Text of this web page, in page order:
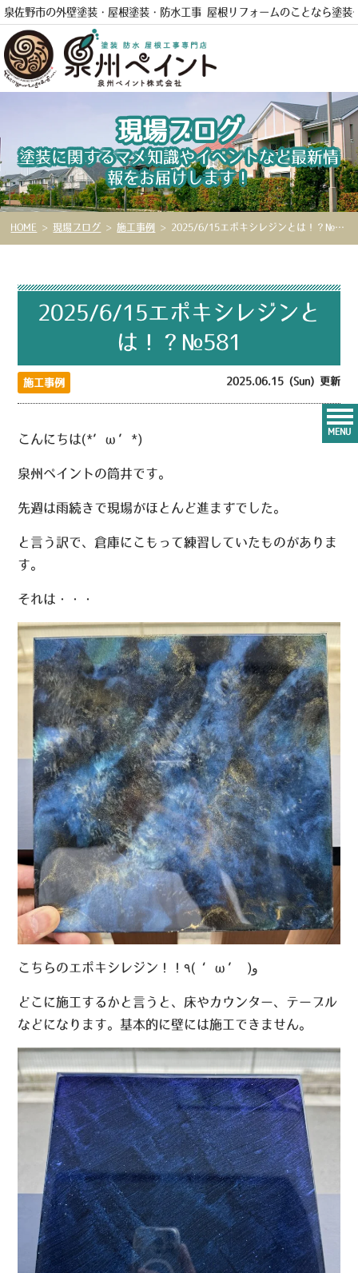
泉佐野市の外壁塗装・屋根塗装・防水工事 屋根リフォームのことなら塗装
電話
MENU
現場ブログ
塗装に関するマメ知識やイベントなど最新情
報をお届けします！
HOME > 現場ブログ >施工事例 > 2025/6/15エポキシレジンとは！？№581
2025/6/15エポキシレジンと
は！？№581
施工事例 2025.06.15 (Sun) 更新
こんにちは(*’ω’*)
泉州ペイントの筒井です。
先週は雨続きで現場がほとんど進まずでした。
と言う訳で、倉庫にこもって練習していたものがありま
す。
それは・・・
こちらのエポキシレジン！！٩( ‘ω’ )و
どこに施工するかと言うと、床やカウンター、テーブル
などになります。基本的に壁には施工できません。